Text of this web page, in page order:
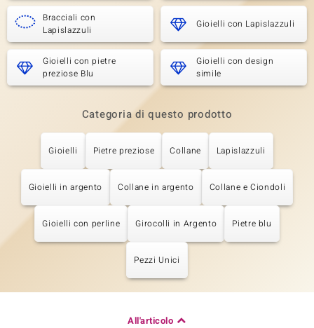
Bracciali con
Lapislazzuli
Gioielli con Lapislazzuli
Gioielli con pietre
preziose Blu
Gioielli con design
simile
Categoria di questo prodotto
Gioielli Pietre preziose Collane Lapislazzuli
Gioielli in argento Collane in argento Collane e Ciondoli
Gioielli con perline Girocolli in Argento Pietre blu
Pezzi Unici
All'articolo